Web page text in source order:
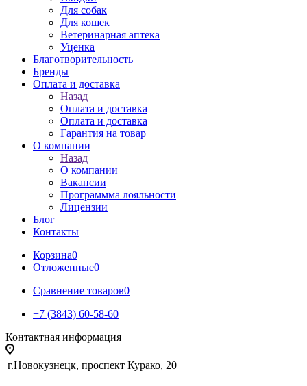
Для собак
Для кошек
Ветеринарная аптека
Уценка
Благотворительность
Бренды
Оплата и доставка
Назад
Оплата и доставка
Оплата и доставка
Гарантия на товар
О компании
Назад
О компании
Вакансии
Программма лояльности
Лицензии
Блог
Контакты
Корзина0
Отложенные0
Сравнение товаров0
+7 (3843) 60-58-60
Контактная информация
г.Новокузнецк, проспект Курако, 20